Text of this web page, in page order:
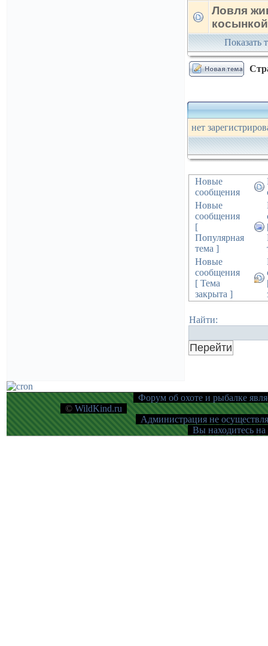
Ловля
косынкой
Показать
нет
Новые
сообщения
Новые
сообщения
[
Популярная
тема ]
Новые
сообщения
[ Тема
закрыта ]
Найти:
© WildKind.ru
Форум об охоте и рыбалке
Администрация не
Вы находитесь